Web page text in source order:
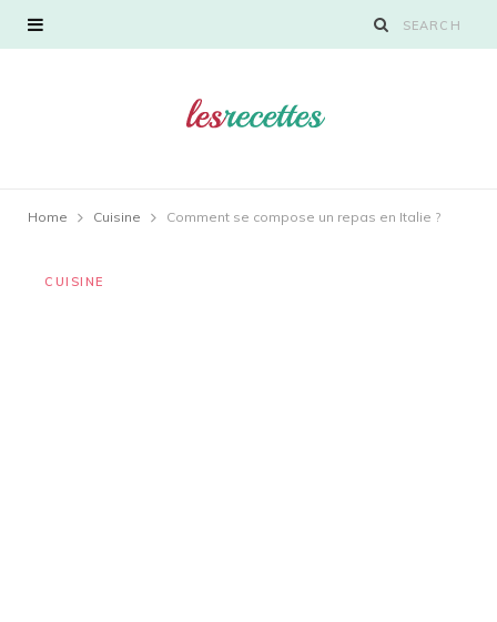
Home Cuisine Comment se compose un repas en Italie ?
CUISINE